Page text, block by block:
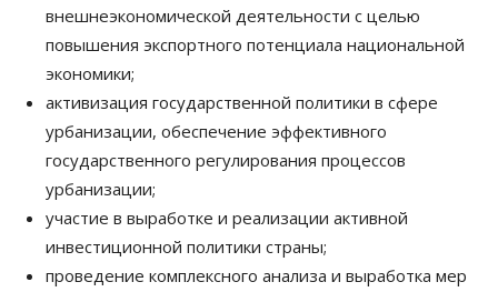
внешнеэкономической деятельности с целью
повышения экспортного потенциала национальной
экономики;
активизация государственной политики в сфере
урбанизации, обеспечение эффективного
государственного регулирования процессов
урбанизации;
участие в выработке и реализации активной
инвестиционной политики страны;
проведение комплексного анализа и выработка мер